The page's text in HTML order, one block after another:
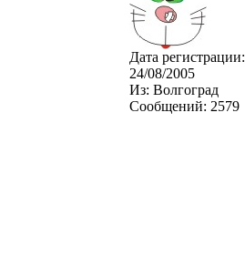
Дата регистрации:
24/08/2005
Из: Волгоград
Сообщений: 2579